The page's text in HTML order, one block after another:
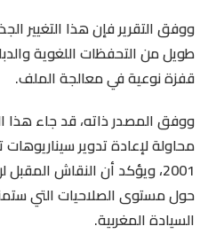
ووفق التقرير فإن هذا التغيير
طويل من التحفظات اللغوية
قفزة نوعية في معالجة الملف.
ووفق المصدر ذاته، قد جاء هذا
محاولة لإعادة تدوير
2001، ويؤكد أن النقاش
حول مستوى الصلاحيات التي
السيادة المغربية.